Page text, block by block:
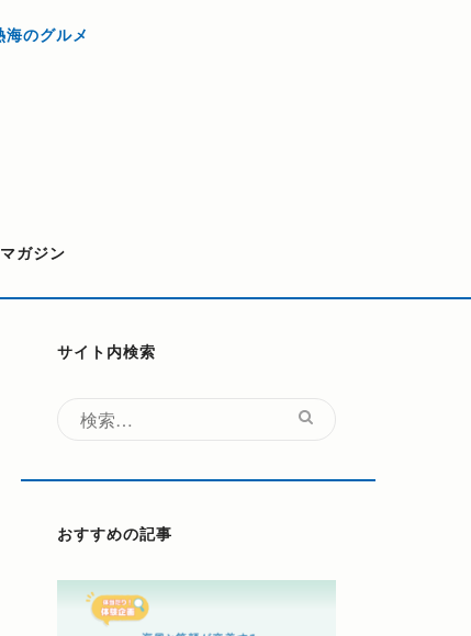
海のグルメ
ガジン
サイト内検索
検
おすすめの記事